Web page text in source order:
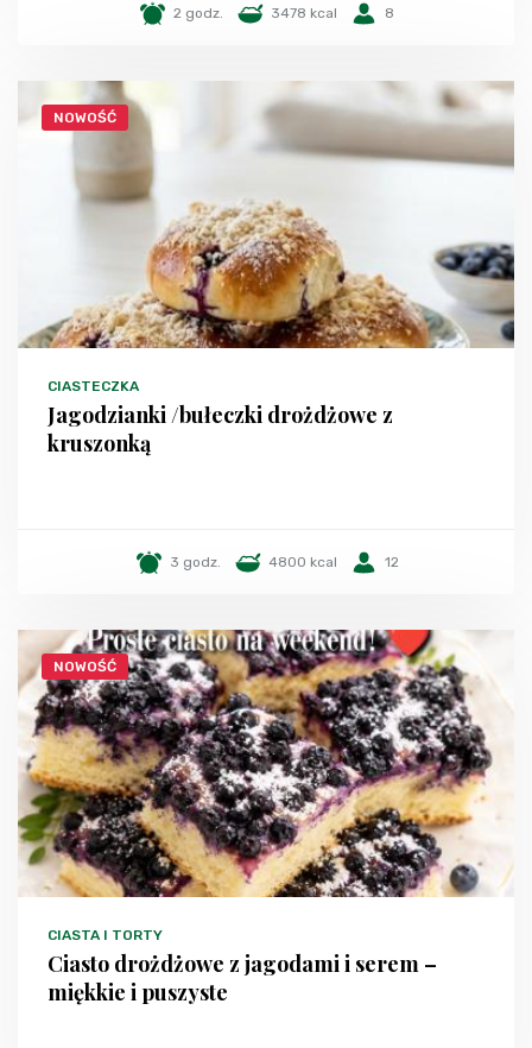
2 godz. 3478 kcal 8
NOWOŚĆ
CIASTECZKA
Jagodzianki /bułeczki drożdżowe z
kruszonką
3 godz. 4800 kcal 12
NOWOŚĆ
CIASTA I TORTY
Ciasto drożdżowe z jagodami i serem –
miękkie i puszyste